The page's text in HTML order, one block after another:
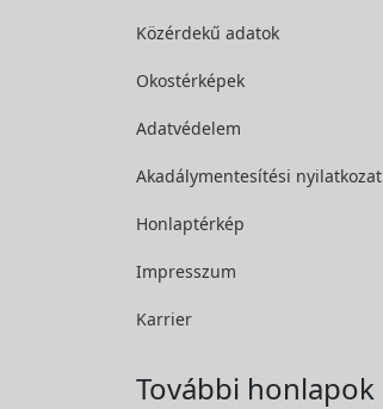
Közérdekű adatok
Okostérképek
Adatvédelem
Akadálymentesítési nyilatkozat
Honlaptérkép
Impresszum
Karrier
További honlapok